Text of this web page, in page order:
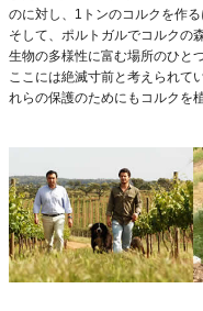
のに対し、1トンのコルクを作
そして、ポルトガルでコルクの
生物の多様性に富む場所のひとつ
ここには絶滅寸前と考えられて
れらの保護のためにもコルクを